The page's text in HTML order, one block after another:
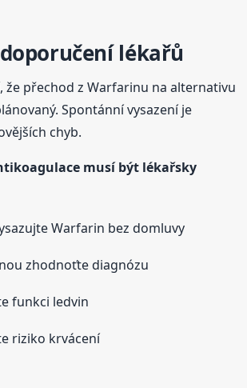
lékařů
že přechod z Warfarinu na alternativu
Spontánní vysazení je
chyb.
musí být lékařsky
Warfarin bez domluvy
zhodnoťte diagnózu
funkci ledvin
riziko krvácení